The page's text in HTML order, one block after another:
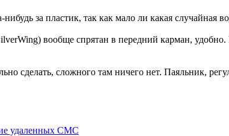
нибудь за пластик, так как мало ли какая
вообще спрятан в передний карман,
сделать, сложного там ничего нет. Паяльник,
удаленных СМС